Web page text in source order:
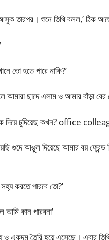
তারপর। শুনে তিথি বলল,’ ঠিক
তো হতে পারে নাকি?’
আমারা ছাদে এলাম ও আমার বাঁড়া
দিয়ে চুদিয়েছ কখন? office
গুদে আঙুল দিয়েছে আমার বয়
করতে পারবে তো?’
আমি কান পারবনা’
ও একদম তৈরি হয়ে এসেছে। এবার